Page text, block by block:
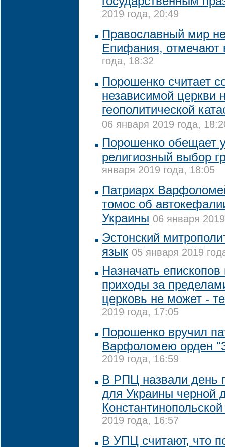
2019 года, 20:49
Православный мир
Епифания,
года, 18:32
Порошенко считает
независимой церкви
геополитической
06 января 2019 года,
Порошенко обещает
религиозный выбор
января 2019 года, 18:05
Патриарх
томос об
Украины 06 января
Эстонский
язык 05 января 2019
Назначать
приходы за
церковь не может -
2019 года, 17:05
Порошенко вручил
Варфоломею орден
2019 года, 16:59
В РПЦ назвали день
для Украины черной
2019 года, 16:57
В УПЦ считают, что